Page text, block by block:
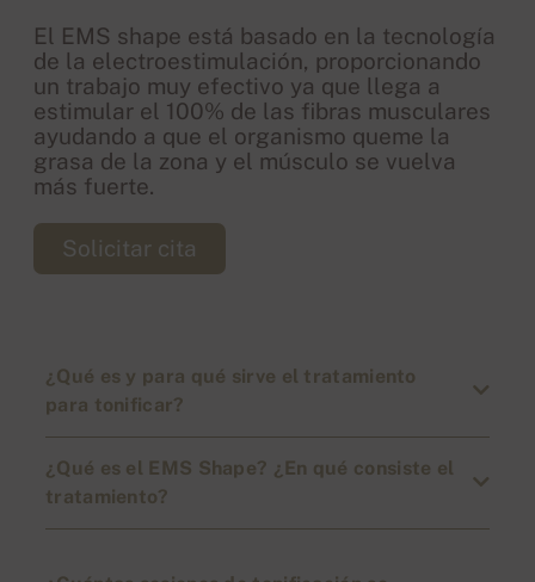
El EMS shape está basado en la tecnología
de la electroestimulación, proporcionando
un trabajo muy efectivo ya que llega a
estimular el 100% de las fibras musculares
ayudando a que el organismo queme la
grasa de la zona y el músculo se vuelva
más fuerte.
Solicitar cita
¿Qué es y para qué sirve el tratamiento
para tonificar?
¿Qué es el EMS Shape? ¿En qué consiste el
tratamiento?